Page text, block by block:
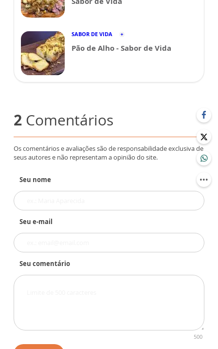
SABOR DE VIDA
Pão de Alho - Sabor de Vida
2 Comentários
Os comentários e avaliações são de responsabilidade exclusiva de
seus autores e não representam a opinião do site.
Seu nome
Seu e-mail
Seu comentário
500